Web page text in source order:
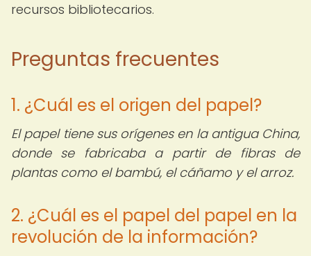
recursos bibliotecarios.
Preguntas frecuentes
1. ¿Cuál es el origen del papel?
El papel tiene sus orígenes en la antigua China,
donde se fabricaba a partir de fibras de
plantas como el bambú, el cáñamo y el arroz.
2. ¿Cuál es el papel del papel en la
revolución de la información?